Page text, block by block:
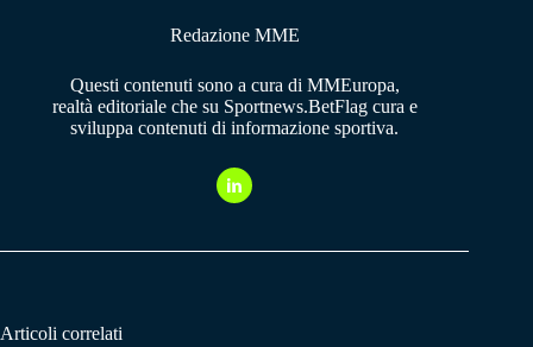
Redazione MME
Questi contenuti sono a cura di MMEuropa,
realtà editoriale che su Sportnews.BetFlag cura e
sviluppa contenuti di informazione sportiva.
Articoli correlati